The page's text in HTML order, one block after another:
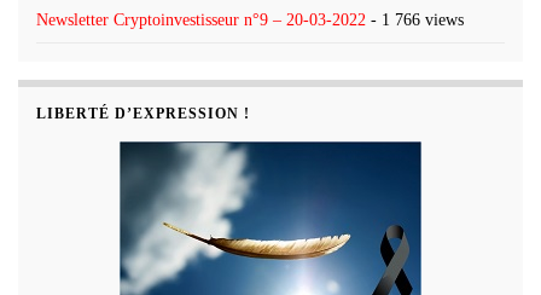
Newsletter Cryptoinvestisseur n°9 – 20-03-2022 - 1 766 views
LIBERTÉ D’EXPRESSION !